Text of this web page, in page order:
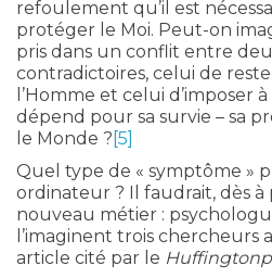
refoulement qu’il est
protéger le Moi. Peut-on
pris dans un conflit entre
contradictoires, celui de
l’Homme et celui d’imposer
dépend pour sa survie – sa
le Monde ? [5]
Quel type de « symptôme »
ordinateur ? Il faudrait, dès à
nouveau métier :
l’imaginent trois chercheurs
article cité par le